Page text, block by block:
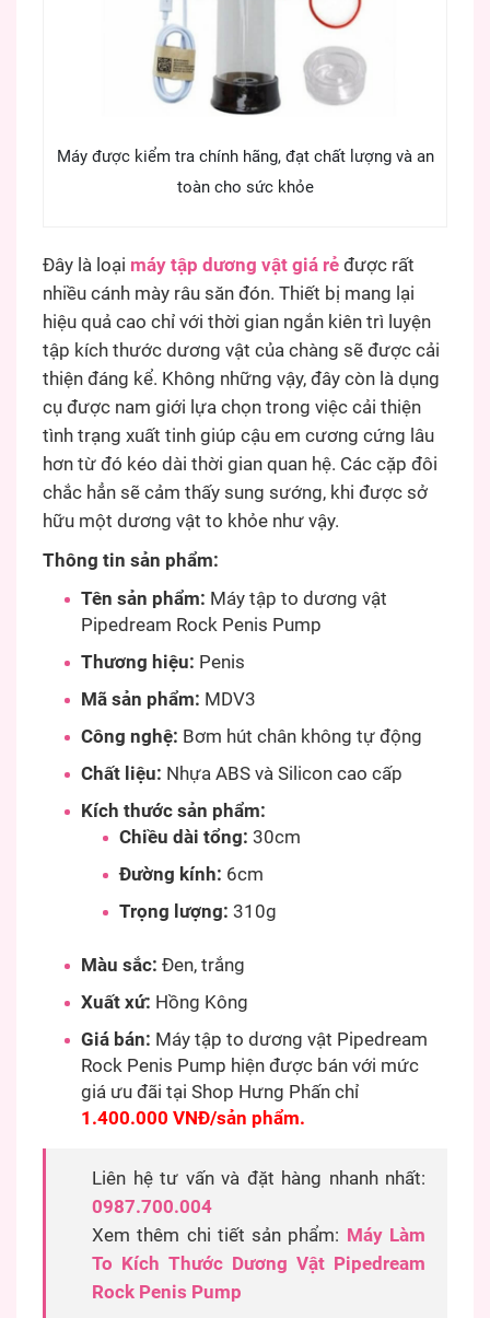
Máy được kiểm tra chính hãng, đạt chất lượng và an
toàn cho sức khỏe
Đây là loại máy tập dương vật giá rẻ được rất
nhiều cánh mày râu săn đón. Thiết bị mang lại
hiệu quả cao chỉ với thời gian ngắn kiên trì luyện
tập kích thước dương vật của chàng sẽ được cải
thiện đáng kể. Không những vậy, đây còn là dụng
cụ được nam giới lựa chọn trong việc cải thiện
tình trạng xuất tinh giúp cậu em cương cứng lâu
hơn từ đó kéo dài thời gian quan hệ. Các cặp đôi
chắc hẳn sẽ cảm thấy sung sướng, khi được sở
hữu một dương vật to khỏe như vậy.
Thông tin sản phẩm:
Tên sản phẩm: Máy tập to dương vật
Pipedream Rock Penis Pump
Thương hiệu: Penis
Mã sản phẩm: MDV3
Công nghệ: Bơm hút chân không tự động
Chất liệu: Nhựa ABS và Silicon cao cấp
Kích thước sản phẩm:
Chiều dài tổng: 30cm
Đường kính: 6cm
Trọng lượng: 310g
Màu sắc: Đen, trắng
Xuất xứ: Hồng Kông
Giá bán: Máy tập to dương vật Pipedream
Rock Penis Pump hiện được bán với mức
giá ưu đãi tại Shop Hưng Phấn chỉ
1.400.000 VNĐ/sản phẩm.
Liên hệ tư vấn và đặt hàng nhanh nhất:
0987.700.004
Xem thêm chi tiết sản phẩm: Máy Làm
To Kích Thước Dương Vật Pipedream
Rock Penis Pump